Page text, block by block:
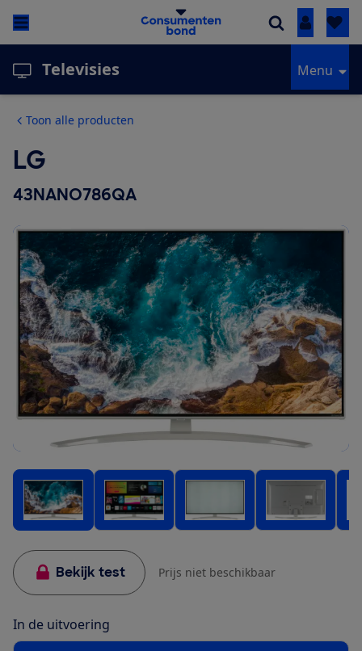
Inloggen
Televisies Menu
Toon alle producten
LG
43NANO786QA
Bekijk test Prijs niet beschikbaar
In de uitvoering